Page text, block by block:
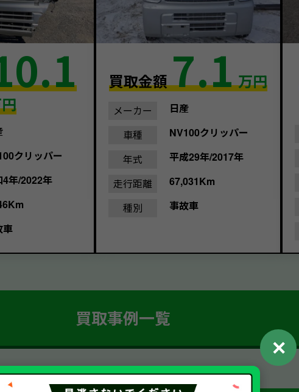
クリッパー
4年/2022年
車
買取金額7.1 万円
メーカー
日産
車種
NV100クリッパー
年式
平成29年/2017年
走行距離
67,031Km
種別
事故車
買取事例一覧
✕